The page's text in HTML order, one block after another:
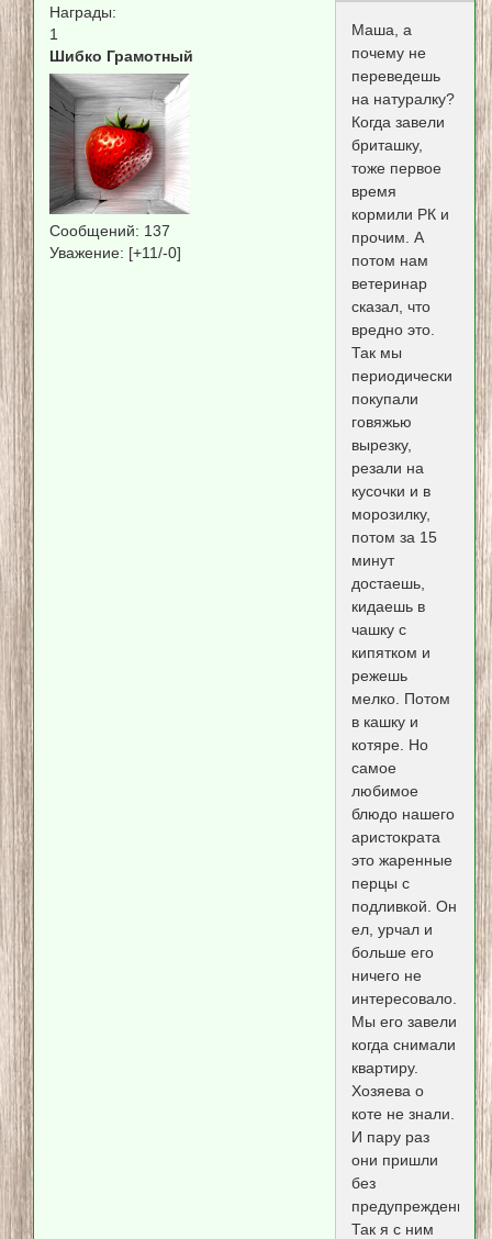
Награды:
1
Шибко Грамотный
Сообщений: 137
Уважение: [+11/-0]
Маша, а
почему не
переведешь
на натуралку?
Когда завели
бриташку,
тоже первое
время
кормили РК и
прочим. А
потом нам
ветеринар
сказал, что
вредно это.
Так мы
периодически
покупали
говяжью
вырезку,
резали на
кусочки и в
морозилку,
потом за 15
минут
достаешь,
кидаешь в
чашку с
кипятком и
режешь
мелко. Потом
в кашку и
котяре. Но
самое
любимое
блюдо нашего
аристократа
это жаренные
перцы с
подливкой. Он
ел, урчал и
больше его
ничего не
интересовало.
Мы его завели
когда снимали
квартиру.
Хозяева о
коте не знали.
И пару раз
они пришли
без
предупреждения.
Так я с ним